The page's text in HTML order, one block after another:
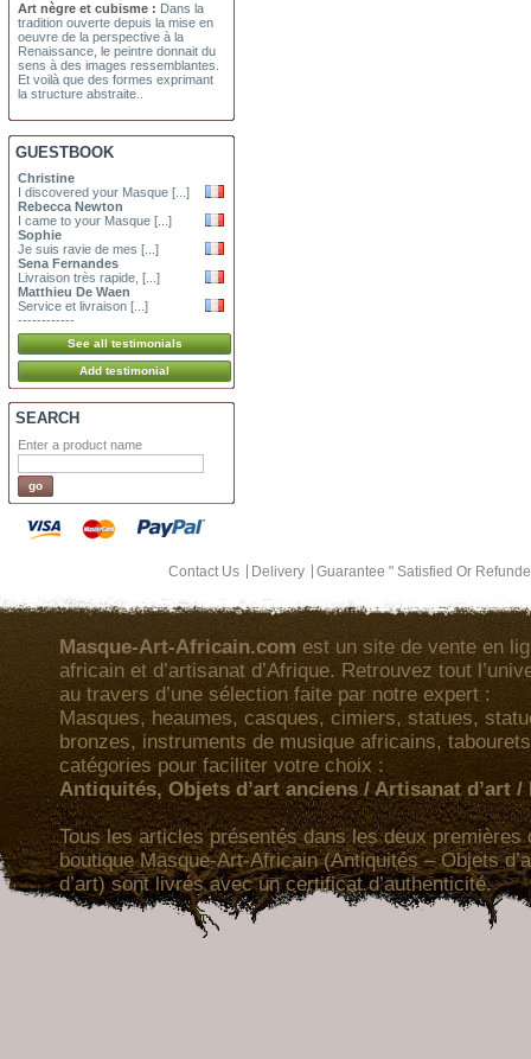
Art nègre et cubisme : Dans la
tradition ouverte depuis la mise en
oeuvre de la perspective à la
Renaissance, le peintre donnait du
sens à des images ressemblantes.
Et voilà que des formes exprimant
la structure abstraite..
GUESTBOOK
Christine
I discovered your Masque [...]
Rebecca Newton
I came to your Masque [...]
Sophie
Je suis ravie de mes [...]
Sena Fernandes
Livraison très rapide, [...]
Matthieu De Waen
Service et livraison [...]
------------
SEARCH
Enter a product name
Contact Us Delivery Guarantee " Satisfied Or
Masque-Art-Africain.com est un site de vente en
africain et d’artisanat d’Afrique. Retrouvez tout
au travers d’une sélection faite par notre expert :
Masques, heaumes, casques, cimiers, statues,
bronzes, instruments de musique africains,
catégories pour faciliter votre choix :
Antiquités, Objets d’art anciens / Artisanat d’art /
Tous les articles présentés dans les deux premières
boutique Masque-Art-Africain (Antiquités – Objets
d’art) sont livrés avec un certificat d’authenticité.